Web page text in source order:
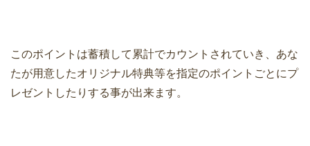
このポイントは蓄積して累計でカウントされていき、あな
たが用意したオリジナル特典等を指定のポイントごとにプ
レゼントしたりする事が出来ます。